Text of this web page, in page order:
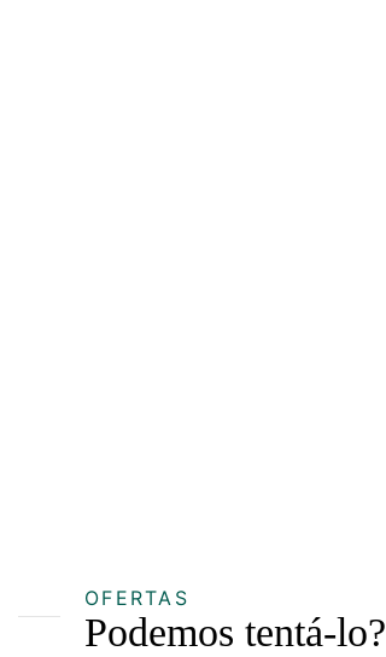
OFERTAS
Podemos tentá-lo?